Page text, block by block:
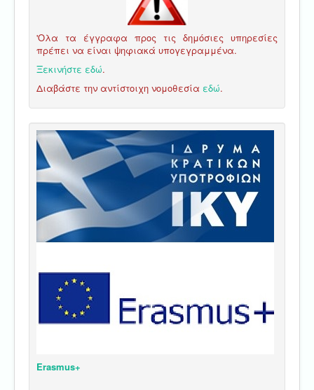
'Ολα τα έγγραφα προς τις δημόσιες υπηρεσίες
πρέπει να είναι ψηφιακά υπογεγραμμένα.
Ξεκινήστε εδώ.
Διαβάστε την αντίστοιχη νομοθεσία εδώ.
Erasmus+